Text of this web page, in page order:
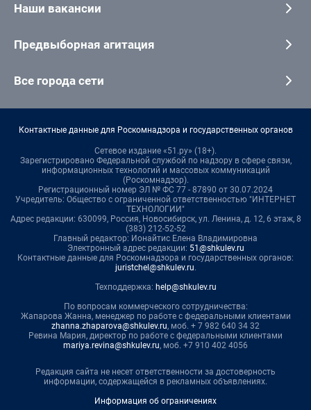
Наши вакансии
Предвыборная агитация
Все города сети
Контактные данные для Роскомнадзора и государственных органов
Сетевое издание «51.ру» (18+).
Зарегистрировано Федеральной службой по надзору в сфере связи,
информационных технологий и массовых коммуникаций
(Роскомнадзор).
Регистрационный номер ЭЛ № ФС 77 - 87890 от 30.07.2024
Учредитель: Общество с ограниченной ответственностью "ИНТЕРНЕТ
ТЕХНОЛОГИИ"
Адрес редакции: 630099, Россия, Новосибирск, ул. Ленина, д. 12, 6 этаж, 8
(383) 212-52-52
Главный редактор: Ионайтис Елена Владимировна
Электронный адрес редакции: 51@shkulev.ru
Контактные данные для Роскомнадзора и государственных органов:
juristchel@shkulev.ru.
Техподдержка: help@shkulev.ru
По вопросам коммерческого сотрудничества:
Жапарова Жанна, менеджер по работе с федеральными клиентами
zhanna.zhaparova@shkulev.ru, моб. + 7 982 640 34 32
Ревина Мария, директор по работе с федеральными клиентами
mariya.revina@shkulev.ru, моб. +7 910 402 4056
Редакция сайта не несет ответственности за достоверность
информации, содержащейся в рекламных объявлениях.
Информация об ограничениях